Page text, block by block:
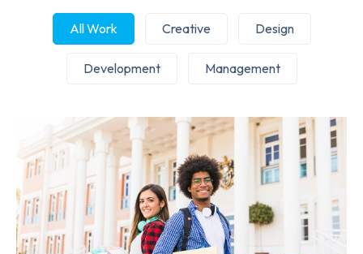
All Work Creative Design
Development Management